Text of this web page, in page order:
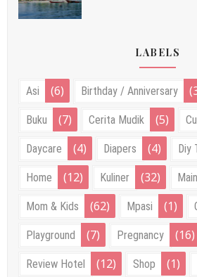
LABELS
Asi (6) Birthday / Anniversary
Buku (7) Cerita Mudik (5)
Daycare (4) Diapers (4) Diy
Home (12) Kuliner (32)
Mom & Kids (62) Mpasi (1)
Playground (7) Pregnancy (16)
Review Hotel (12) Shop (1)